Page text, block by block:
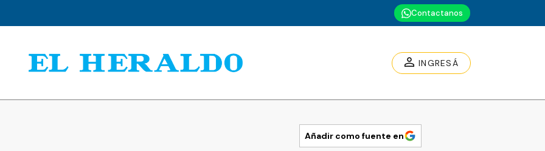
Contactanos
INGRESÁ
Añadir como fuente en